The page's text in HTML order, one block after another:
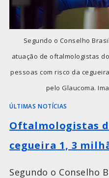
Segundo o Conselho
atuação de oftalmologistas
pessoas com risco da
pelo Glaucoma.
ÚLTIMAS NOTÍCIAS
Oftalmologistas
cegueira 1, 3
Segundo o Conselho